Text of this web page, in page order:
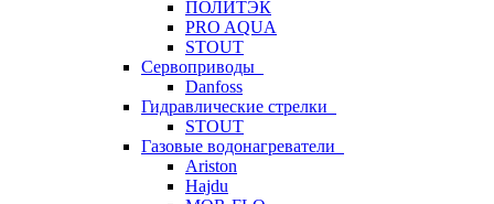
ПОЛИТЭК
PRO AQUA
STOUT
Сервоприводы
Danfoss
Гидравлические стрелки
STOUT
Газовые водонагреватели
Ariston
Hajdu